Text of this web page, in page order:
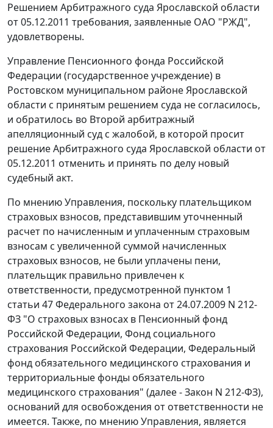
Решением Арбитражного суда Ярославской области
от 05.12.2011 требования, заявленные ОАО "РЖД",
удовлетворены.
Управление Пенсионного фонда Российской
Федерации (государственное учреждение) в
Ростовском муниципальном районе Ярославской
области с принятым решением суда не согласилось,
и обратилось во Второй арбитражный
апелляционный суд с жалобой, в которой просит
решение Арбитражного суда Ярославской области от
05.12.2011 отменить и принять по делу новый
судебный акт.
По мнению Управления, поскольку плательщиком
страховых взносов, представившим уточненный
расчет по начисленным и уплаченным страховым
взносам с увеличенной суммой начисленных
страховых взносов, не были уплачены пени,
плательщик правильно привлечен к
ответственности, предусмотренной пунктом 1
статьи 47Федерального закона от 24.07.2009 N 212-
ФЗ "О страховых взносах в Пенсионный фонд
Российской Федерации, Фонд социального
страхования Российской Федерации, Федеральный
фонд обязательного медицинского страхования и
территориальные фонды обязательного
медицинского страхования" (далее - Закон N 212-ФЗ),
оснований для освобождения от ответственности не
имеется. Также, по мнению Управления, является